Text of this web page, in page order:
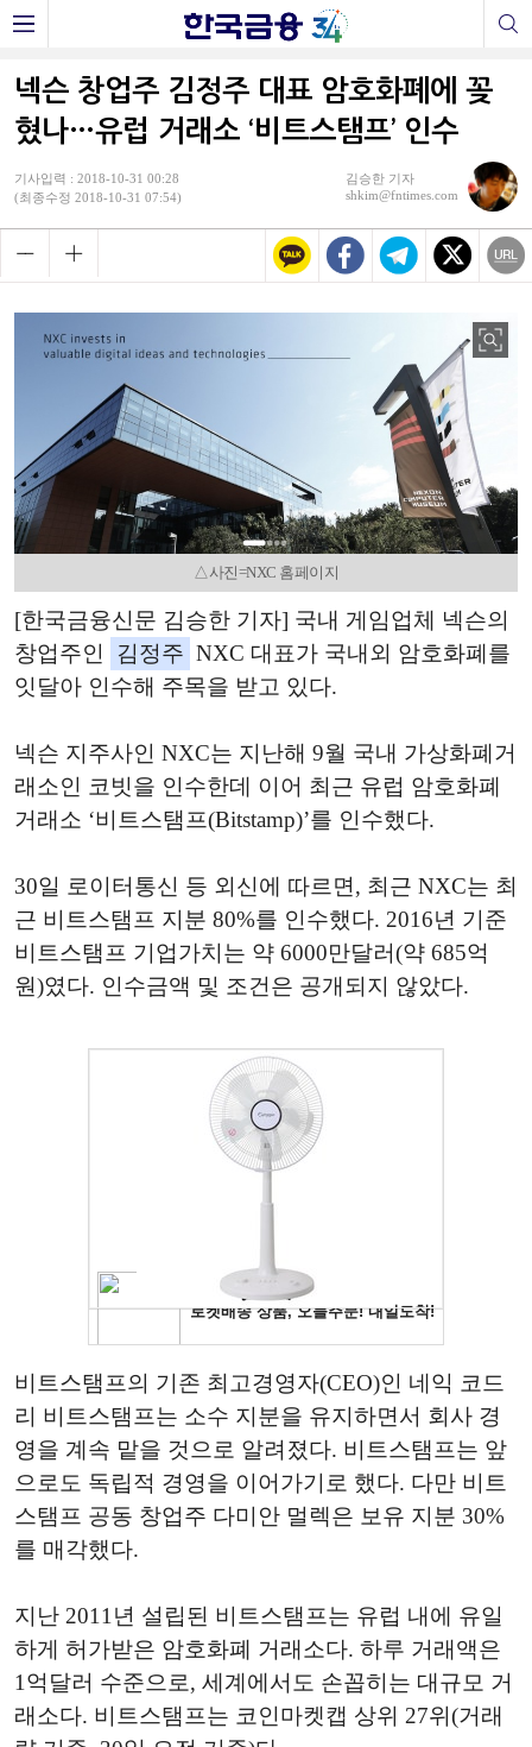
넥슨 창업주 김정주 대표 암호화폐에 꽂
혔나…유럽 거래소 ‘비트스탬프’ 인수
기사입력 : 2018-10-31 00:28
(최종수정 2018-10-31 07:54)
김승한 기자
shkim@fntimes.com
△사진=NXC 홈페이지
[한국금융신문 김승한 기자] 국내 게임업체 넥슨의
창업주인
김정주 NXC 대표가 국내외 암호화폐를
잇달아 인수해 주목을 받고 있다.
넥슨 지주사인 NXC는 지난해 9월 국내 가상화폐거
래소인 코빗을 인수한데 이어 최근 유럽 암호화폐
거래소 ‘비트스탬프(Bitstamp)’를 인수했다.
30일 로이터통신 등 외신에 따르면, 최근 NXC는 최
근 비트스탬프 지분 80%를 인수했다. 2016년 기준
비트스탬프 기업가치는 약 6000만달러(약 685억
원)였다. 인수금액 및 조건은 공개되지 않았다.
비트스탬프의 기존 최고경영자(CEO)인 네익 코드
리 비트스탬프는 소수 지분을 유지하면서 회사 경
영을 계속 맡을 것으로 알려졌다. 비트스탬프는 앞
으로도 독립적 경영을 이어가기로 했다. 다만 비트
스탬프 공동 창업주 다미안 멀렉은 보유 지분 30%
를 매각했다.
지난 2011년 설립된 비트스탬프는 유럽 내에 유일
하게 허가받은 암호화폐 거래소다. 하루 거래액은
1억달러 수준으로, 세계에서도 손꼽히는 대규모 거
래소다. 비트스탬프는 코인마켓캡 상위 27위(거래